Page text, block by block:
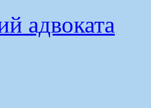
адвоката